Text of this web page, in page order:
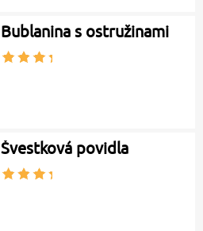
Bublanina s ostružinami
Švestková povidla